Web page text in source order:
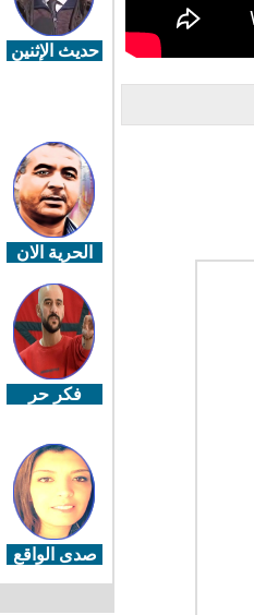
حديث الإثنين
الحرية الان
فكر حر
صدى الواقع